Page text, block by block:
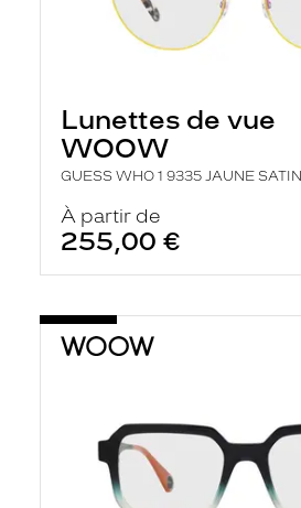
Lunettes de vue
WOOW
GUESS WHO 1 9335 JAUNE SATIN
À partir de
255,00 €